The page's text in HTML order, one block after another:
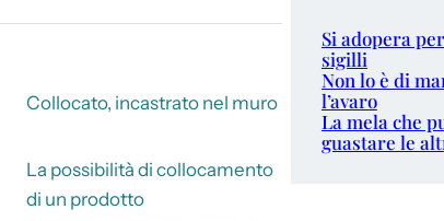
Collocato, incastrato nel muro
La possibilità di collocamento
di un prodotto
Si adopera
sigilli
Non lo è di
l’avaro
La mela che
guastare le